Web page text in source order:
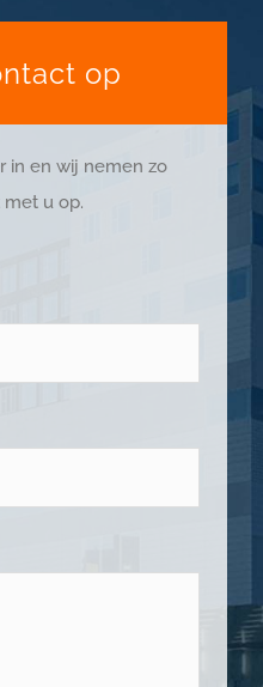
op
in en wij nemen zo
u op.